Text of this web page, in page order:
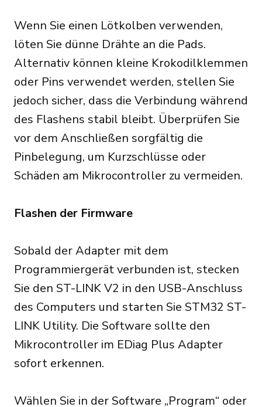
Wenn Sie einen Lötkolben verwenden,
löten Sie dünne Drähte an die Pads.
Alternativ können kleine Krokodilklemmen
oder Pins verwendet werden, stellen Sie
jedoch sicher, dass die Verbindung während
des Flashens stabil bleibt. Überprüfen Sie
vor dem Anschließen sorgfältig die
Pinbelegung, um Kurzschlüsse oder
Schäden am Mikrocontroller zu vermeiden.
Flashen der Firmware
Sobald der Adapter mit dem
Programmiergerät verbunden ist, stecken
Sie den ST-LINK V2 in den USB-Anschluss
des Computers und starten Sie STM32 ST-
LINK Utility. Die Software sollte den
Mikrocontroller im EDiag Plus Adapter
sofort erkennen.
Wählen Sie in der Software „Program“ oder